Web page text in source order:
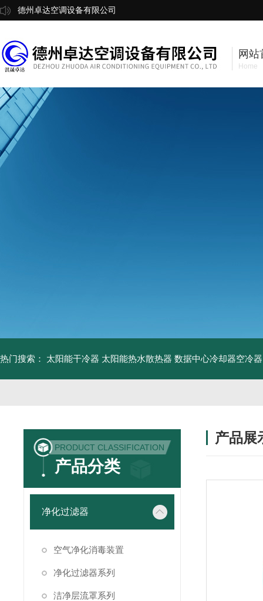
德州卓达空调设备有限公司
网站
Home
热门搜索： 太阳能干冷器 太阳能热水散热器 数据中心冷却器空冷器
PRODUCT CLASSIFICATION
产品分类
净化过滤器
空气净化消毒装置
净化过滤器系列
洁净层流罩系列
产品展